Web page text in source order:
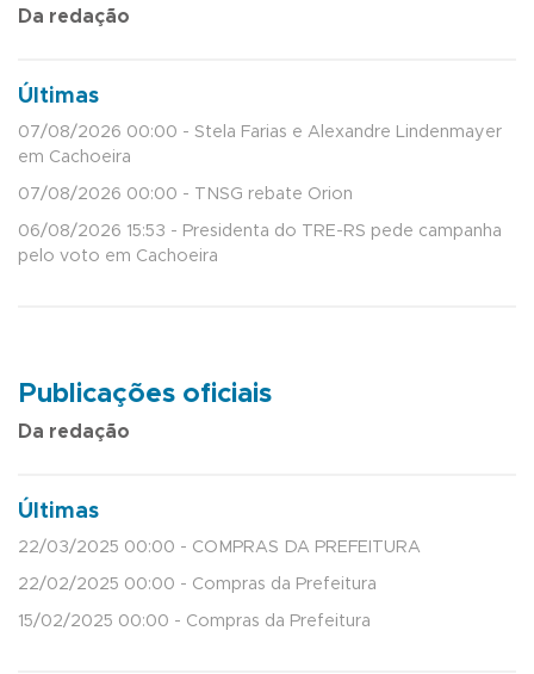
Da redação
Últimas
07/08/2026 00:00 - Stela Farias e Alexandre Lindenmayer
em Cachoeira
07/08/2026 00:00 - TNSG rebate Orion
06/08/2026 15:53 - Presidenta do TRE-RS pede campanha
pelo voto em Cachoeira
Publicações oficiais
Da redação
Últimas
22/03/2025 00:00 - COMPRAS DA PREFEITURA
22/02/2025 00:00 - Compras da Prefeitura
15/02/2025 00:00 - Compras da Prefeitura